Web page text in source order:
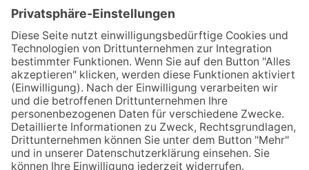
Öffnungszeiten
Mo - Fr:
08:00 - 18:00 Uhr
Sa:
08:00 - 12:00 Uhr
Apotheken Notdienst:
Bereitschaftsdienste